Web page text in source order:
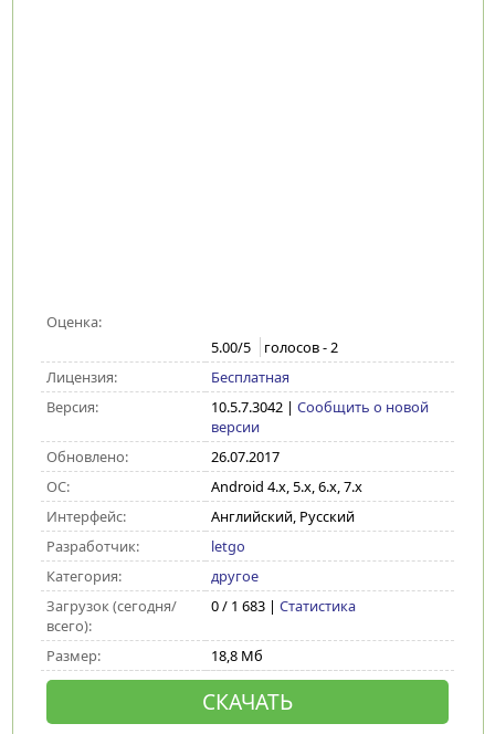
Оценка:
5.00/5 голосов -2
Лицензия:
Бесплатная
Версия:
10.5.7.3042| Сообщить о новой
версии
Обновлено:
26.07.2017
ОС:
Android 4.x, 5.x, 6.x, 7.x
Интерфейс:
Английский, Русский
Разработчик:
letgo
Категория:
другое
Загрузок (сегодня/
всего):
0 / 1 683 | Статистика
Размер: 18,8 Мб
СКАЧАТЬ